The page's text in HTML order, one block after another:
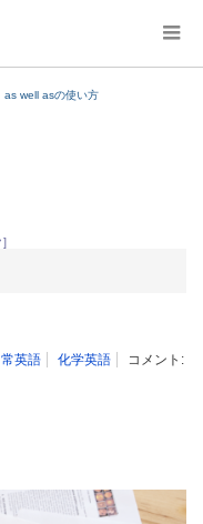
as well asの使い方
]
英語 化学英語
コメント: